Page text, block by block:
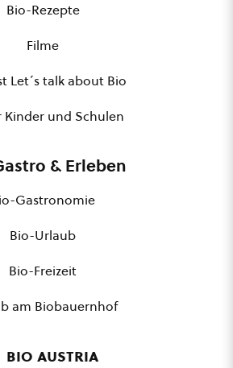
Bio-Rezepte
Filme
Let´s talk about Bio
Kinder und Schulen
& Erleben
Gastronomie
Bio-Urlaub
Bio-Freizeit
am Biobauernhof
bio austria